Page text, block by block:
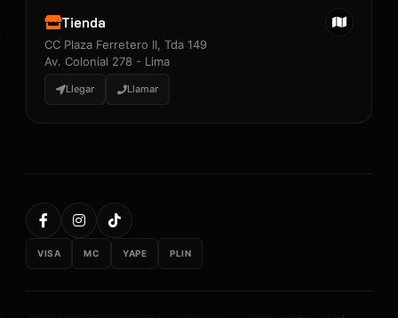
Tienda
CC Plaza Ferretero II, Tda 149
Av. Colonial 278 - Lima
Llegar Llamar
VISA MC YAPE PLIN